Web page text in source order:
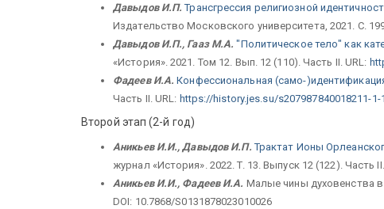
Давыдов И.П. Трансгрессия религиозной
Издательство Московского университета, 2021. С.
Давыдов И.П., Гааз М.А. "Политическое тело" как
«История». 2021. Том 12. Вып. 12 (110). Часть II. URL:
Фадеев И.А. Конфессиональная (само-
Часть II. URL: https://history.jes.su/s207987840018211-1-
Второй этап (2-й год)
Аникьев И.И., Давыдов И.П.Трактат Ионы
журнал «История». 2022. T. 13. Выпуск 12 (122). Часть
Аникьев И.И., Фадеев И.А. Малые чины духовенства в
DOI: 10.7868/S0131878023010026